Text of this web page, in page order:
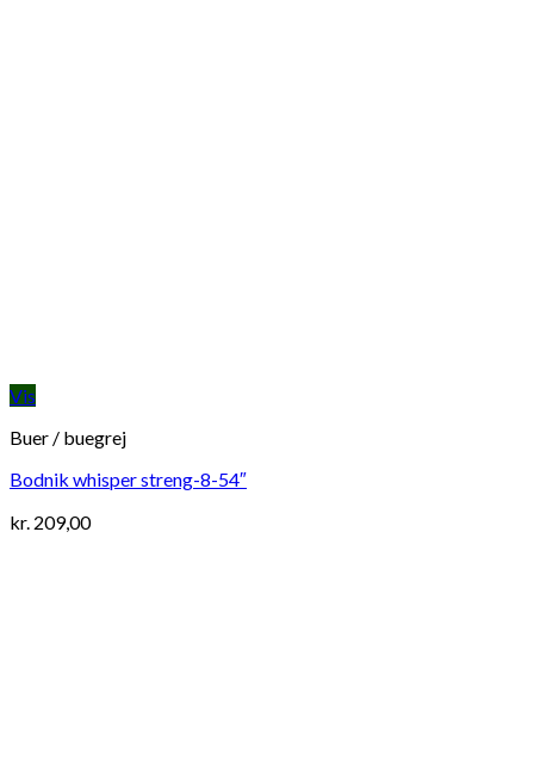
Vis
Buer / buegrej
Bodnik whisper streng-8-54″
kr. 209,00